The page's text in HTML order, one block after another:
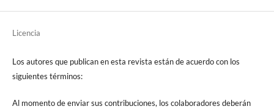
Licencia
Los autores que publican en esta revista están de acuerdo con los
siguientes términos:
Al momento de enviar sus contribuciones, los colaboradores deberán